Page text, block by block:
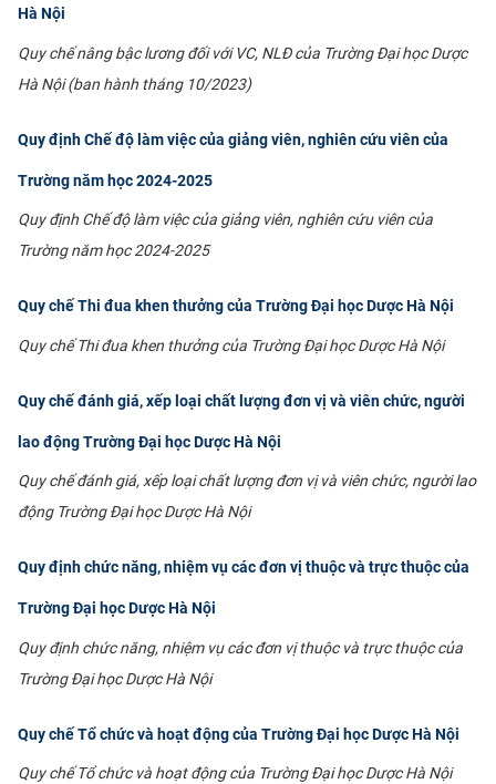
Hà Nội
Quy chế nâng bậc lương đối với VC, NLĐ của Trường Đại học Dược
Hà Nội (ban hành tháng 10/2023)
Quy định Chế độ làm việc của giảng viên, nghiên cứu viên của
Trường năm học 2024-2025
Quy định Chế độ làm việc của giảng viên, nghiên cứu viên của
Trường năm học 2024-2025
Quy chế Thi đua khen thưởng của Trường Đại học Dược Hà Nội
Quy chế Thi đua khen thưởng của Trường Đại học Dược Hà Nội
Quy chế đánh giá, xếp loại chất lượng đơn vị và viên chức, người
lao động Trường Đại học Dược Hà Nội
Quy chế đánh giá, xếp loại chất lượng đơn vị và viên chức, người lao
động Trường Đại học Dược Hà Nội
Quy định chức năng, nhiệm vụ các đơn vị thuộc và trực thuộc của
Trường Đại học Dược Hà Nội
Quy định chức năng, nhiệm vụ các đơn vị thuộc và trực thuộc của
Trường Đại học Dược Hà Nội
Quy chế Tổ chức và hoạt động của Trường Đại học Dược Hà Nội
Quy chế Tổ chức và hoạt động của Trường Đại học Dược Hà Nội